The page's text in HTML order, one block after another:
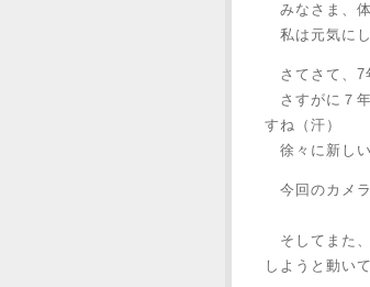
みなさま、体
私は元気にし
さてさて、7
さすがに７年
すね（汗）
徐々に新しい
今回のカメラ
そしてまた
しようと動い